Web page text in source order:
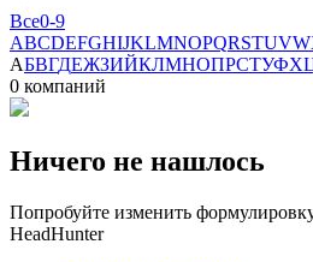
Все0-9
ABCDEFGHIJKLMNOPQRSTUVW
АБВГДЕЖЗИЙКЛМНОПРСТУФХ
0 компаний
Ничего не нашлось
Попробуйте изменить
HeadHunter